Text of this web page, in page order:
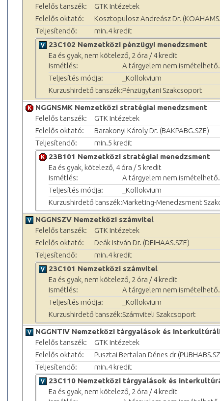
Felelős tanszék:
GTK Intézetek
Felelős oktató:
Kosztopulosz Andreász Dr.
Teljesítendő:
min.4 kredit
23C102 Nemzetközi pénzügyi menedzsment
Ea és gyak, nem kötelező, 2 óra / 4 kredit
Ismétlés:
A tárgyelem nem ismételhető.
Teljesítés módja:
_Kollokvium
Kurzushirdető tanszék:Pénzügytani Szakcsoport
NGGNSMK Nemzetközi stratégiai menedzsment
Felelős tanszék:
GTK Intézetek
Felelős oktató:
Barakonyi Károly Dr. (BAKPABG.SZE)
Teljesítendő:
min.5 kredit
23B101 Nemzetközi stratégiai menedzsment
Ea és gyak, kötelező, 4 óra / 5 kredit
Ismétlés:
A tárgyelem nem ismételhető.
Teljesítés módja:
_Kollokvium
Kurzushirdető tanszék:Marketing-Menedzsment
NGGNSZV Nemzetközi számvitel
Felelős tanszék:
GTK Intézetek
Felelős oktató:
Deák István Dr. (DEIHAAS.SZE)
Teljesítendő:
min.4 kredit
23C101 Nemzetközi számvitel
Ea és gyak, nem kötelező, 2 óra / 4 kredit
Ismétlés:
A tárgyelem nem ismételhető.
Teljesítés módja:
_Kollokvium
Kurzushirdető tanszék:Számviteli Szakcsoport
NGGNTIV Nemzetközi tárgyalások és
Felelős tanszék:
GTK Intézetek
Felelős oktató:
Pusztai Bertalan Dénes dr
Teljesítendő:
min.4 kredit
23C110 Nemzetközi tárgyalások és
Ea és gyak, nem kötelező, 2 óra / 4 kredit